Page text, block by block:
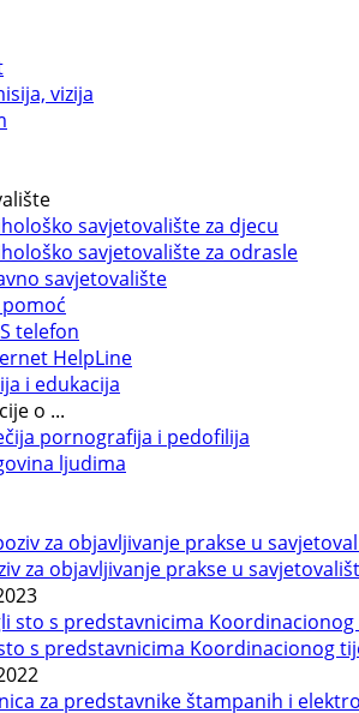
vizija
savjetovalište za djecu
savjetovalište za odrasle
savjetovalište
pomoć
telefon
HelpLine
i edukacija
o ...
pornografija i pedofilija
ljudima
za objavljivanje prakse u
s predstavnicima Koordinacionog